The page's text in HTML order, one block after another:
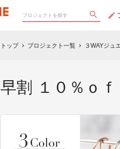
トップ chevron_right プロジェクト一覧 chevron_right ３WAYジュ
早割 １０％ｏ